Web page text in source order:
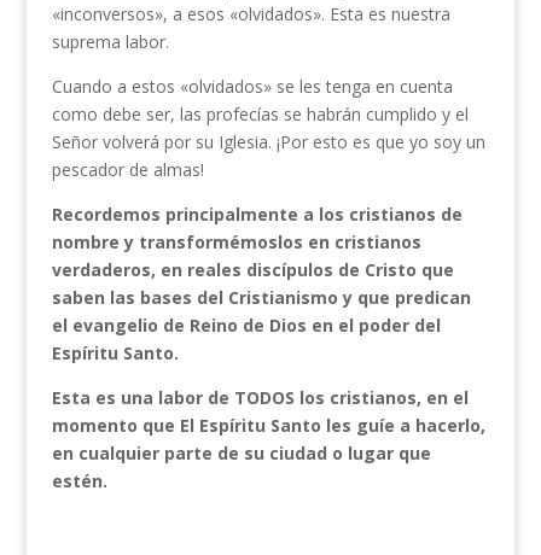
«inconversos», a esos «olvidados». Esta es nuestra
suprema labor.
Cuando a estos «olvidados» se les tenga en cuenta
como debe ser, las profecías se habrán cumplido y el
Señor volverá por su Iglesia. ¡Por esto es que yo soy un
pescador de almas!
Recordemos principalmente a los cristianos de
nombre y transformémoslos en cristianos
verdaderos, en reales discípulos de Cristo que
saben las bases del Cristianismo y que predican
el evangelio de Reino de Dios en el poder del
Espíritu Santo.
Esta es una labor de TODOS los cristianos, en el
momento que El Espíritu Santo les guíe a hacerlo,
en cualquier parte de su ciudad o lugar que
estén.